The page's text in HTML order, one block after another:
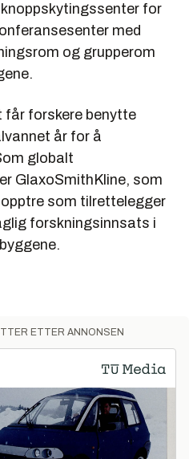
for
med
og grupperom
får forskere benytte
år for å
globalt
GlaxoSmithKline, som
som tilrettelegger
forskningsinnsats i
ETTER ANNONSEN